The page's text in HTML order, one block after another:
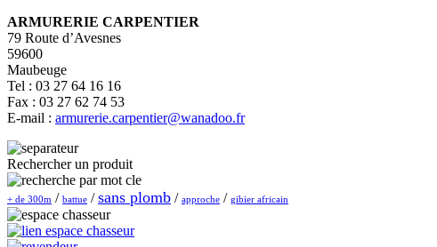
ARMURERIE CARPENTIER
79 Route d’Avesnes
59600
Maubeuge
Tel : 03 27 64 16 16
Fax : 03 27 62 74 53
E-mail : armurerie.carpentier@wanadoo.fr
Rechercher un produit
+ de 300m / battue / sans plomb / approche / gibier africain